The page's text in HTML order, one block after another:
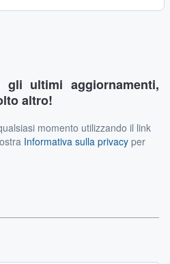
ultimi aggiornamenti,
altro!
momento utilizzando il link
Informativa sulla privacy per